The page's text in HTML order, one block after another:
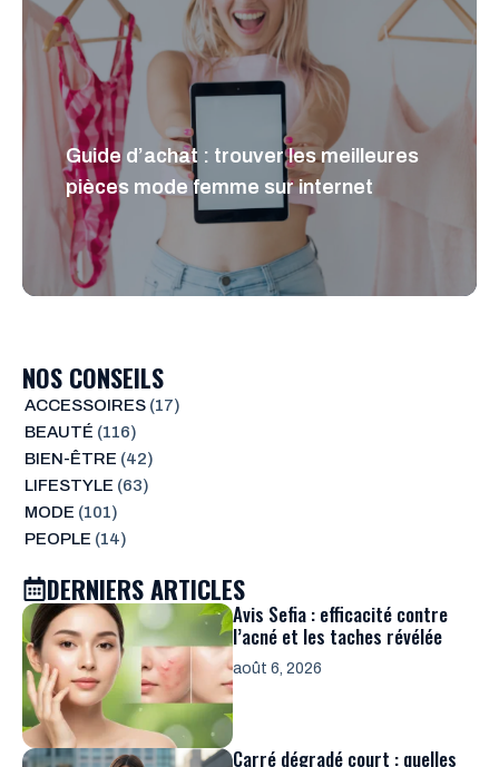
Guide d’achat : trouver les meilleures
pièces mode femme sur internet
NOS CONSEILS
ACCESSOIRES(17)
BEAUTÉ (116)
BIEN-ÊTRE (42)
LIFESTYLE (63)
MODE (101)
PEOPLE (14)
DERNIERS ARTICLES
Avis Sefia : efficacité contre
l’acné et les taches révélée
août 6, 2026
Carré dégradé court : quelles